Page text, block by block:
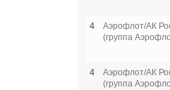
4
Аэрофлот/АК
(группа
4
Аэрофлот/АК
(группа